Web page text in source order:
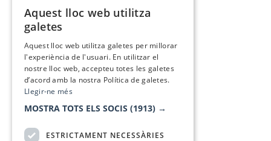
Aquest lloc web utilitza
galetes
Aquest lloc web utilitza galetes per millorar
l'experiència de l'usuari. En utilitzar el
nostre lloc web, accepteu totes les galetes
d’acord amb la nostra Política de galetes.
Llegir-ne més
MOSTRA TOTS ELS SOCIS (1913) →
ESTRICTAMENT NECESSÀRIES